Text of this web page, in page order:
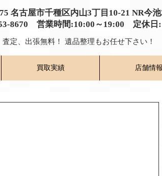
名古屋市千種区内山3丁目10-21 NR今
8670 営業時間:10:00～19:00​ 定休日:
定、出張無料！​ 遺品整理もお任せ下さい！
買取実績 店舗情報